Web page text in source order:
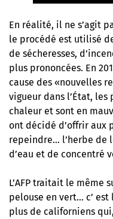
En réalité, il ne s’agit
le procédé est utilisé
de sécheresses,
plus prononcées. En
cause des «nouvelles
vigueur dans l’État,
chaleur et sont en
ont décidé d’offrir
repeindre… l’herbe de
d’eau et de concentré
L’AFP traitait le même
pelouse en vert… c’
plus de californiens